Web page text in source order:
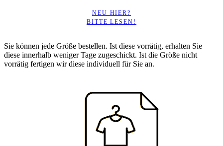
NEU HIER?
BITTE LESEN!
Sie können jede Größe bestellen. Ist diese vorrätig, erhalten Sie
diese innerhalb weniger Tage zugeschickt. Ist die Größe nicht
vorrätig fertigen wir diese individuell für Sie an.